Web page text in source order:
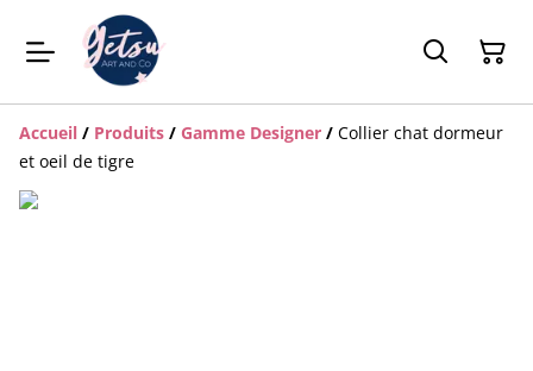
Accueil / Produits / Gamme Designer / Collier chat dormeur
et oeil de tigre